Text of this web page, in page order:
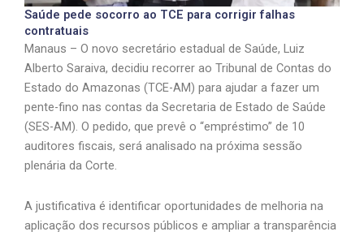
Saúde pede socorro ao TCE para corrigir falhas
contratuais
Manaus – O novo secretário estadual de Saúde, Luiz
Alberto Saraiva, decidiu recorrer ao Tribunal de Contas do
Estado do Amazonas (TCE-AM) para ajudar a fazer um
pente-fino nas contas da Secretaria de Estado de Saúde
(SES-AM). O pedido, que prevê o “empréstimo” de 10
auditores fiscais, será analisado na próxima sessão
plenária da Corte.
A justificativa é identificar oportunidades de melhoria na
aplicação dos recursos públicos e ampliar a transparência